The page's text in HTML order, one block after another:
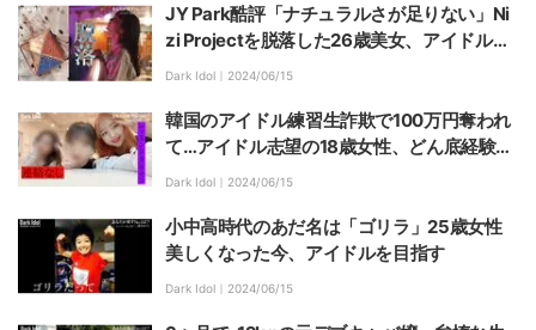
JY Park酷評「ナチュラルさが足りない」Ni
zi Projectを脱落した26歳美女、アイドルオ
ーディションに再チャレンジ
Dark Idol｜ 2024/06/15
韓国のアイドル練習生詐欺で100万円奪われ
て…アイドル志望の18歳女性、どん底経験を
語る
Dark Idol｜ 2024/06/15
小中高時代のあだ名は「ゴリラ」25歳女性
美しくなった今、アイドルを目指す
Dark Idol｜ 2024/06/15